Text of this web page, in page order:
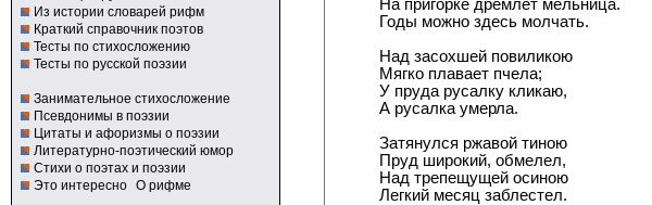
Из истории словарей рифм
Краткий справочник поэтов
Тесты по стихосложению
Тесты по русской поэзии
Занимательное стихосложение
Псевдонимы в поэзии
Цитаты и афоризмы о поэзии
Литературно-поэтический юмор
Стихи о поэтах и поэзии
Это интересно О рифме
На пригорке дремлет мельница.
Годы можно здесь молчать.
Над засохшей повиликою
Мягко плавает пчела;
У пруда русалку кликаю,
А русалка умерла.
Затянулся ржавой тиною
Пруд широкий, обмелел,
Над трепещущей осиною
Легкий месяц заблестел.